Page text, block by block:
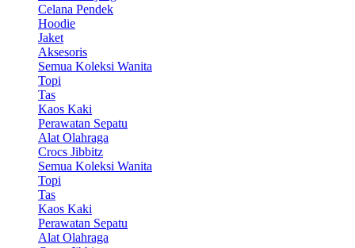
Celana Pendek
Hoodie
Jaket
Aksesoris
Semua Koleksi Wanita
Topi
Tas
Kaos Kaki
Perawatan Sepatu
Alat Olahraga
Crocs Jibbitz
Semua Koleksi Wanita
Topi
Tas
Kaos Kaki
Perawatan Sepatu
Alat Olahraga